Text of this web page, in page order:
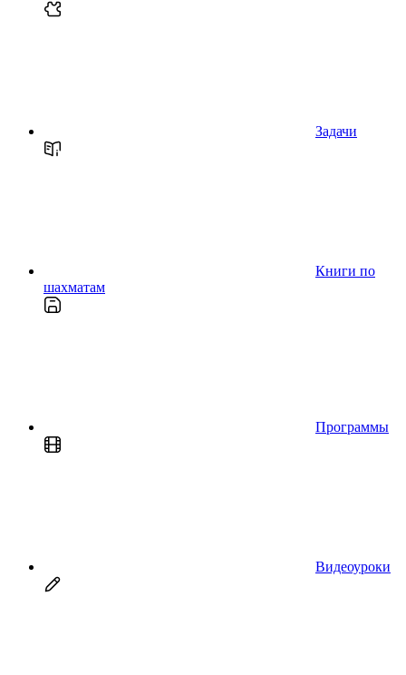
Задачи
Книги по
шахматам
Программы
Видеоуроки